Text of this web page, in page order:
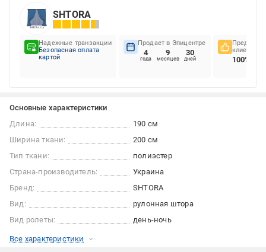
SHTORA
Надежные транзакции
Безопасная оплата
картой
Продает в Эпицентре
4
года
9
месяцев
30
дней
клиентов
100%
Основные характеристики
Длина:
190 см
Ширина ткани:
200 см
Тип ткани:
полиэстер
Страна-производитель:
Украина
Бренд:
SHTORA
Вид:
рулонная штора
Вид ролеты:
день-ночь
Все характеристики